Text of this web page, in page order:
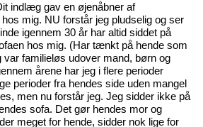
indlæg gav en øjenåbner af
mig. NU forstår jeg pludselig og ser
igennem 30 år har altid siddet på
hos mig. (Har tænkt på hende som
var familieløs udover mand, børn og
årene har jeg i flere perioder
perioder fra hendes side uden mangel
men nu forstår jeg. Jeg sidder ikke på
sofa. Det gør hendes mor og
meget for hende, sidder nok lige for